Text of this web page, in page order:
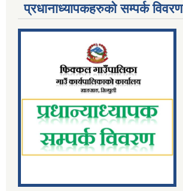
प्रधानाध्यापकहरुको सम्पर्क विवरण